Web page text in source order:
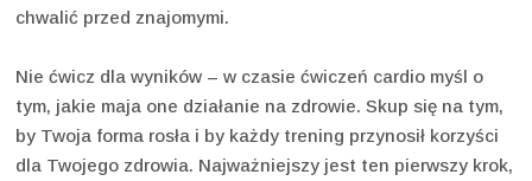
chwalić przed znajomymi.
Nie ćwicz dla wyników – w czasie ćwiczeń cardio myśl o
tym, jakie maja one działanie na zdrowie. Skup się na tym,
by Twoja forma rosła i by każdy trening przynosił korzyści
dla Twojego zdrowia. Najważniejszy jest ten pierwszy krok,